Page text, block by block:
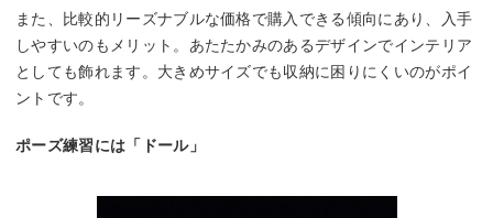
また、比較的リーズナブルな価格で購入できる傾向にあり、入手
しやすいのもメリット。あたたかみのあるデザインでインテリア
としても飾れます。大きめサイズでも収納に困りにくいのがポイ
ントです。
ポーズ練習には「ドール」